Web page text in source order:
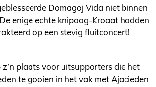
Domagoj Vida niet binnen
enige echte knipoog-Kroaat hadden
op een stevig fluitconcert!
plaats voor uitsupporters die het
te gooien in het vak met Ajacieden